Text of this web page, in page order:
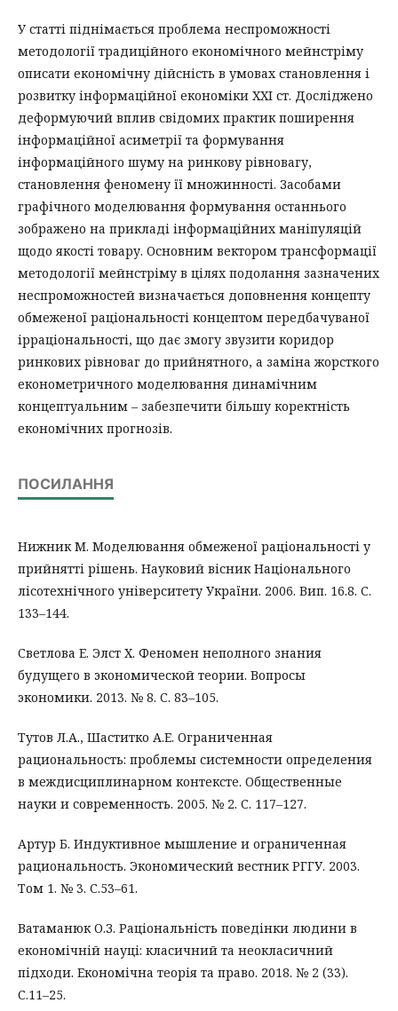
У статті піднімається проблема неспроможності
методології традиційного економічного мейнстріму
описати економічну дійсність в умовах становлення і
розвитку інформаційної економіки ХХІ ст. Досліджено
деформуючий вплив свідомих практик поширення
інформаційної асиметрії та формування
інформаційного шуму на ринкову рівновагу,
становлення феномену її множинності. Засобами
графічного моделювання формування останнього
зображено на прикладі інформаційних маніпуляцій
щодо якості товару. Основним вектором трансформації
методології мейнстріму в цілях подолання зазначених
неспроможностей визначається доповнення концепту
обмеженої раціональності концептом передбачуваної
ірраціональності, що дає змогу звузити коридор
ринкових рівноваг до прийнятного, а заміна жорсткого
економетричного моделювання динамічним
концептуальним – забезпечити більшу коректність
економічних прогнозів.
ПОСИЛАННЯ
Нижник М. Моделювання обмеженої раціональності у
прийнятті рішень. Науковий вісник Національного
лісотехнічного університету України. 2006. Вип. 16.8. С.
133–144.
Светлова Е. Элст Х. Феномен неполного знания
будущего в экономической теории. Вопросы
экономики. 2013. № 8. С. 83–105.
Тутов Л.А., Шаститко А.Е. Ограниченная
рациональность: проблемы системности определения
в междисциплинарном контексте. Общественные
науки и современность. 2005. № 2. С. 117–127.
Артур Б. Индуктивное мышление и ограниченная
рациональность. Экономический вестник РГГУ. 2003.
Том 1. № 3. С.53–61.
Ватаманюк О.З. Раціональність поведінки людини в
економічній науці: класичний та неокласичний
підходи. Економічна теорія та право. 2018. № 2 (33).
С.11–25.